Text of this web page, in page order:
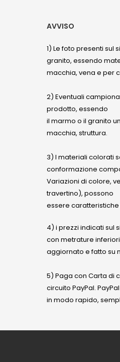
AVVISO
1) Le foto presenti sul
granito, essendo
macchia, vena e per
2) Eventuali
prodotto, essendo
il marmo o il granito
macchia, struttura.
3) I materiali colorati
conformazione
Variazioni di colore,
travertino), possono
essere
4) i prezzi indicati sul
con metrature
aggiornato e fatto su
5) Paga con Carta di
circuito PayPal.
in modo rapido,